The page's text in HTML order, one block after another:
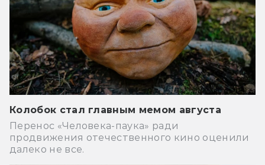
Колобок стал главным мемом августа
Перенос «Человека-паука» ради
продвижения отечественного кино оценили
далеко не все.